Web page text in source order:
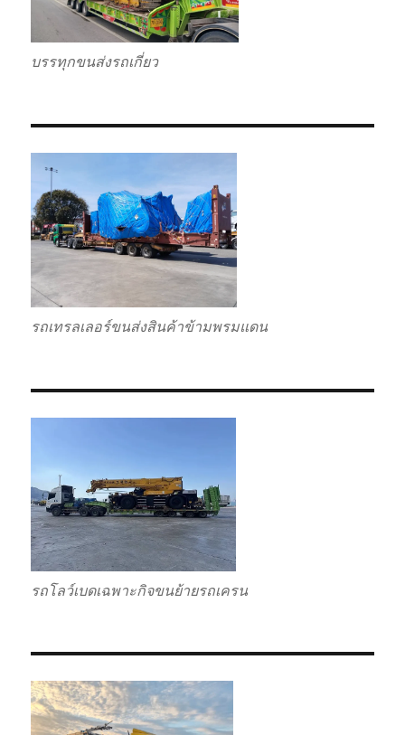
บรรทุกขนส่งรถเกี่ยว
รถเทรลเลอร์ขนส่งสินค้าข้ามพรมแดน
รถโลว์เบดเฉพาะกิจขนย้ายรถเครน